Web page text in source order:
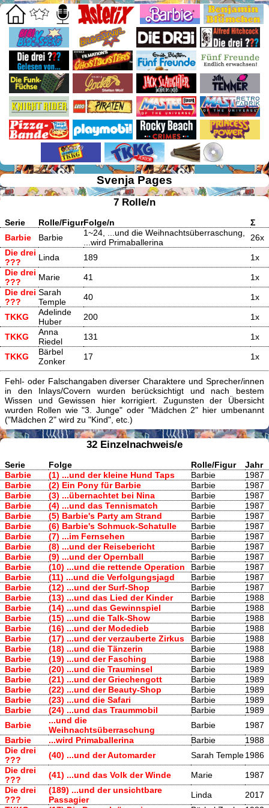
Svenja Pages
7 Rolle/n
Serie Rolle/FigurFolge/n
Σ
Barbie
Barbie
1~24, ...und die Weihnachtsüberraschung,
...wird Primaballerina
26x
Die drei
???
Linda 189
1x
Die drei
???
Marie 41
1x
Die drei
???
Sarah
Temple
40 1x
TKKG
Adelinde
Huber
200 1x
TKKG
Anna
Riedel
131 1x
TKKG
Bärbel
Zonker
17 1x
Fehl- oder Falschangaben diverser Charaktere und Sprecher/innen
in den Inlays/Covern wurden berücksichtigt und nach bestem
Wissen und Gewissen hier korrigiert. Zugunsten der Übersicht
wurden Rollen wie "3. Junge" oder "Mädchen 2" hier umbenannt
("Mädchen 2" wird zu "Kind", etc.)
32 Einzelnachweis/e
Serie Folge Rolle/Figur
Jahr
Barbie
(1) ...und der kleine Hund Taps Barbie
1987
Barbie
(2) Ein Pony für Barbie Barbie
1987
Barbie
(3) ...übernachtet bei Nina Barbie
1987
Barbie
(4) ...und das Tennismatch Barbie
1987
Barbie
(5) Barbie's Party am Strand Barbie
1987
Barbie
(6) Barbie's Schmuck-Schatulle Barbie
1987
Barbie
(7) ...im Fernsehen Barbie
1987
Barbie
(8) ...und der Reisebericht Barbie
1987
Barbie
(9) ...und der Opernball Barbie
1987
Barbie
(10) ...und die rettende Operation Barbie
1987
Barbie
(11) ...und die Verfolgungsjagd Barbie
1987
Barbie
(12) ...und der Surf-Shop Barbie
1987
Barbie
(13) ...und das Lied der Kinder Barbie
1988
Barbie
(14) ...und das Gewinnspiel Barbie
1988
Barbie
(15) ...und die Talk-Show Barbie
1988
Barbie
(16) ...und der Modedieb Barbie
1988
Barbie
(17) ...und der verzauberte Zirkus Barbie
1988
Barbie
(18) ...und die Tänzerin Barbie
1988
Barbie
(19) ...und der Fasching Barbie
1988
Barbie
(20) ...und die Trauminsel Barbie
1989
Barbie
(21) ...und der Griechengott Barbie
1989
Barbie
(22) ...und der Beauty-Shop Barbie
1989
Barbie
(23) ...und die Safari Barbie
1989
Barbie
(24) ...und das Traummobil Barbie
1989
Barbie
...und die
Weihnachtsüberraschung
Barbie
1987
Barbie
...wird Primaballerina Barbie
1988
Die drei
???
(40) ...und der Automarder Sarah Temple1986
Die drei
???
(41) ...und das Volk der Winde Marie
1987
Die drei
???
(189) ...und der unsichtbare
Passagier
Linda
2017